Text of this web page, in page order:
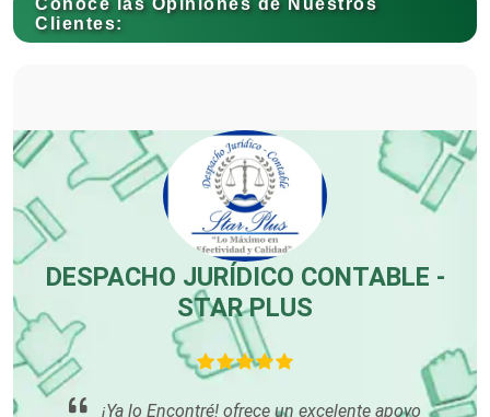
Carnicerías
Centros Comerciales
Centros de Espectáculos
Centros de Nutrición
Clientes:
DESPACHO JURÍDICO CONTABLE -
STAR PLUS
¡Ya lo Encontré! ofrece un excelente apoyo